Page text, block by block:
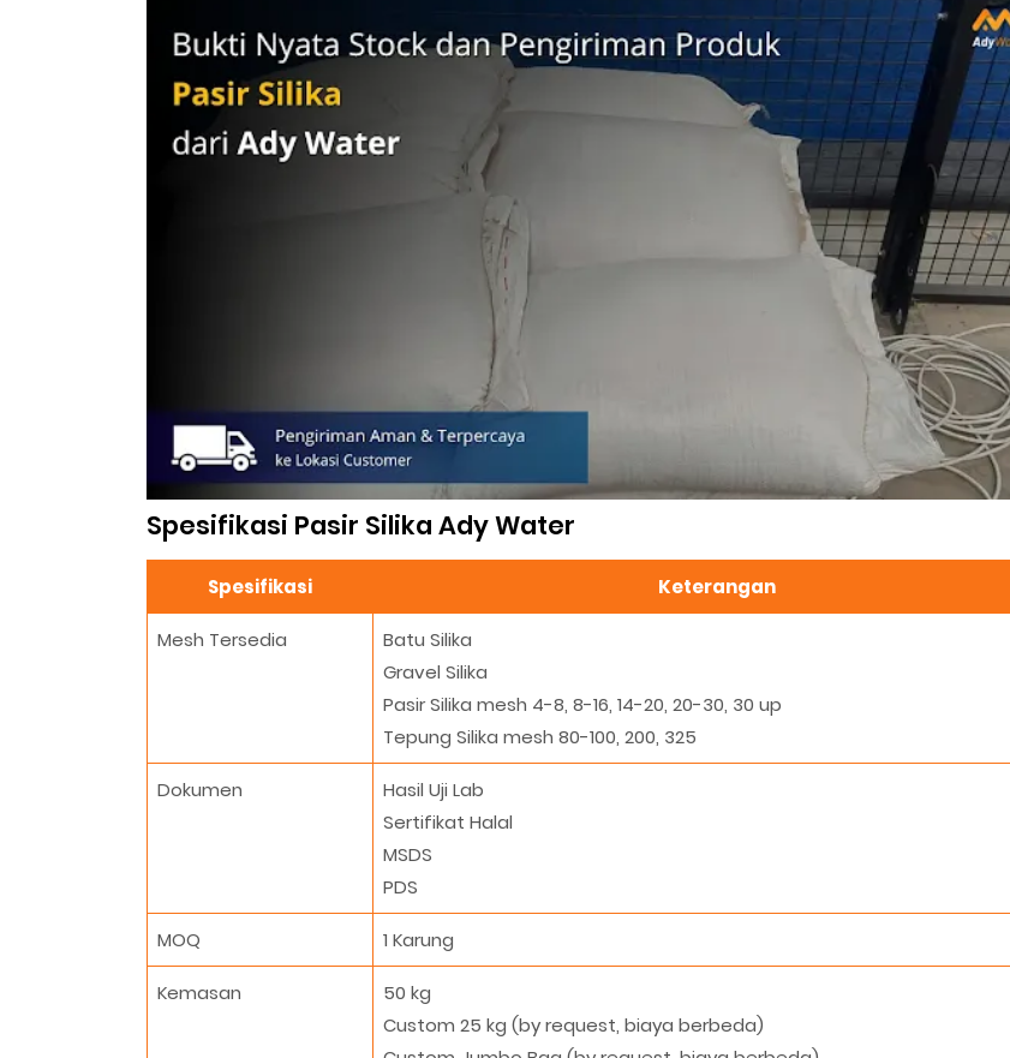
Spesifikasi Pasir Silika Ady Water
Spesifikasi Keterangan
Mesh Tersedia
Batu Silika
Gravel Silika
Pasir Silika mesh 4-8, 8-16, 14-20, 20-30, 30 up
Tepung Silika mesh 80-100, 200, 325
Dokumen
Hasil Uji Lab
Sertifikat Halal
MSDS
PDS
MOQ 1 Karung
Kemasan
50 kg
Custom 25 kg (by request, biaya berbeda)